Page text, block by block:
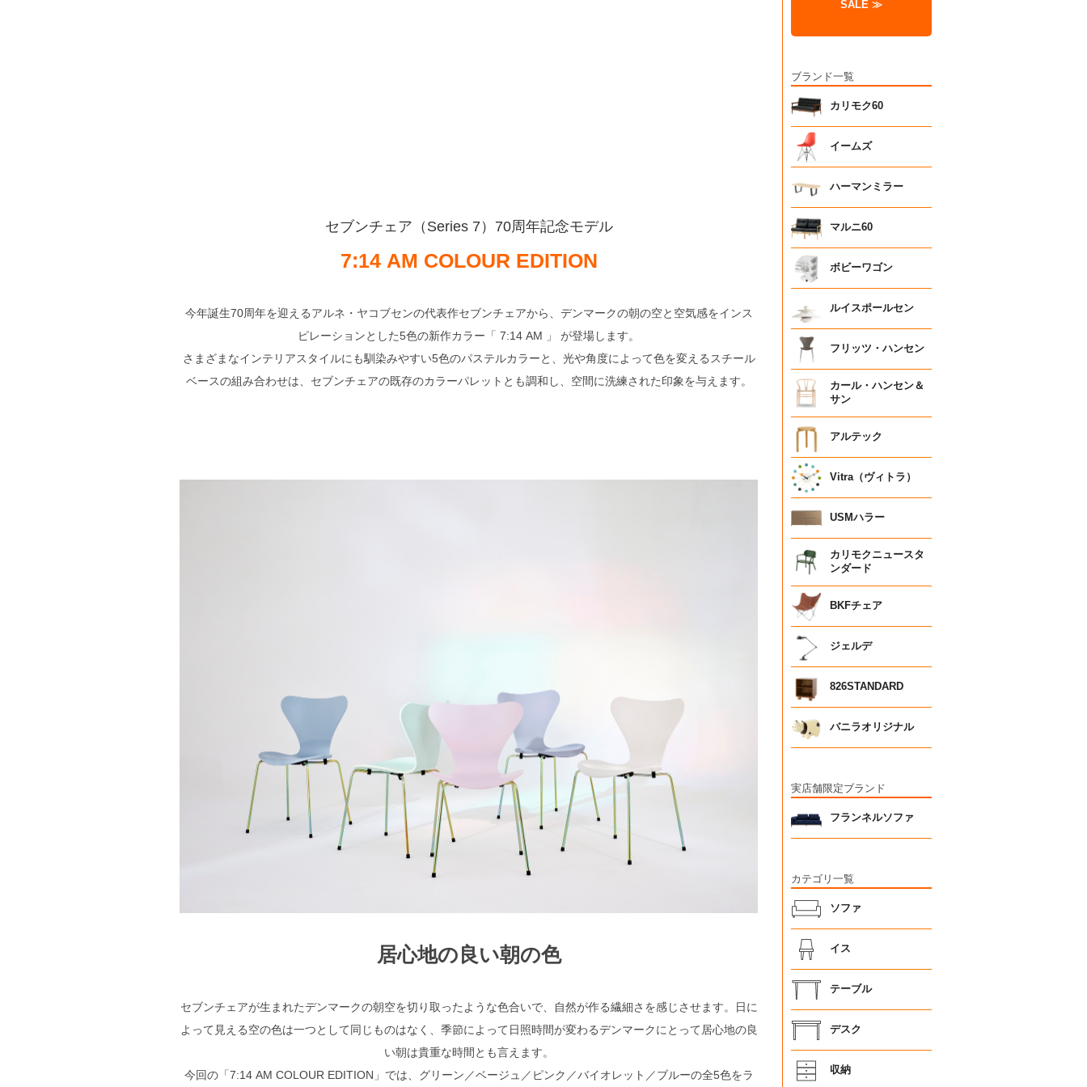
セブンチェア（Series 7）70周年記念モデル
7:14 AM COLOUR EDITION
今年誕生70周年を迎えるアルネ・ヤコブセンの代表作セブンチェアから、­デンマークの朝の空と空気感をインス
ピレーションとした5色の新作カラー「 7:14 AM 」 が登場します。
さまざまなインテリアスタイルにも馴染みやすい5色のパステルカラーと、光や角度によって色を変えるスチール
ベースの組み合わせは、セブンチェアの既存のカラーパレットとも調和し、空間に洗練された印象を与えます。
居心地の良い朝の色
セブンチェアが生まれたデンマークの朝空を切り取ったような色合いで、自然が作る繊細さを感じさせます。日に
よって見える空の色は一つとして同じものはなく、季節によって日照時間が変わるデンマークにとって居心地の良
い朝は貴重な時間とも言えます。
今回の「7:14 AM COLOUR EDITION」では、グリーン／ベージュ／ピンク／バイオレット／ブルーの全5色をラ
SALE ≫
ブランド一覧
カリモク60
イームズ
ハーマンミラー
マルニ60
ボビーワゴン
ルイスポールセン
フリッツ・ハンセン
カール・ハンセン＆
サン
アルテック
Vitra（ヴィトラ）
USMハラー
カリモクニュースタ
ンダード
BKFチェア
ジェルデ
826STANDARD
バニラオリジナル
実店舗限定ブランド
フランネルソファ
カテゴリ一覧
ソファ
イス
テーブル
デスク
収納